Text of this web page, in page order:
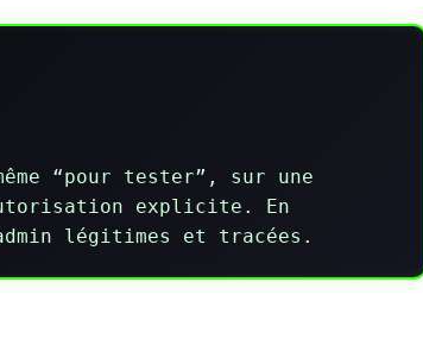
“pour tester”, sur une
explicite. En
légitimes et tracées.